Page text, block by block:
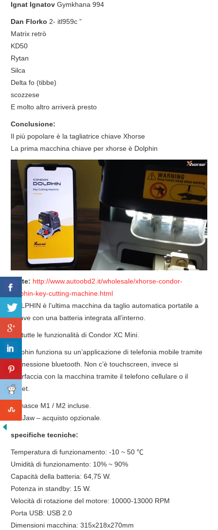
Ignat Ignatov Gymkhana 994
Dan Florko 2- itl959c ”
Matrix retrò
KD50
Rytan
Silca
Delta fo (tibbe)
scozzese
E molto altro arriverà presto
Conclusione:
Il più popolare è la tagliatrice chiave Xhorse
La prima macchina chiave per xhorse è Dolphin
fonte: http://www.autoobd2.it/wholesale/xhorse-condor-
dolphin-key-cutting-machine.html
DOLPHIN è l’ultima macchina da taglio automatica portatile a
chiave con una batteria integrata all’interno.
Ha tutte le funzionalità di Condor XC Mini.
Dolphin funziona su un’applicazione di telefonia mobile tramite
connessione bluetooth. Non c’è touchscreen, invece si
interfaccia con la macchina tramite il telefono cellulare o il
tablet.
Ganasce M1 / M2 incluse.
M3 Jaw – acquisto opzionale.
specifiche tecniche:
Temperatura di funzionamento: -10 ~ 50 ℃
Umidità di funzionamento: 10% ~ 90%
Capacità della batteria: 64,75 W.
Potenza in standby: 15 W.
Velocità di rotazione del motore: 10000-13000 RPM
Porta USB: USB 2.0
Dimensioni macchina: 315x218x270mm